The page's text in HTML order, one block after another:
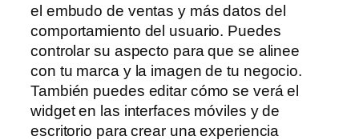
el embudo de ventas y más datos del
comportamiento del usuario. Puedes
controlar su aspecto para que se alinee
con tu marca y la imagen de tu negocio.
También puedes editar cómo se verá el
widget en las interfaces móviles y de
escritorio para crear una experiencia